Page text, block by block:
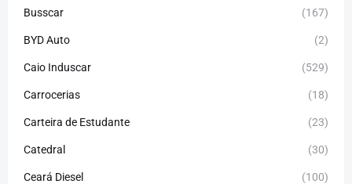
Busscar (167)
BYD Auto (2)
Caio Induscar (529)
Carrocerias (18)
Carteira de Estudante (23)
Catedral (30)
Ceará Diesel (100)